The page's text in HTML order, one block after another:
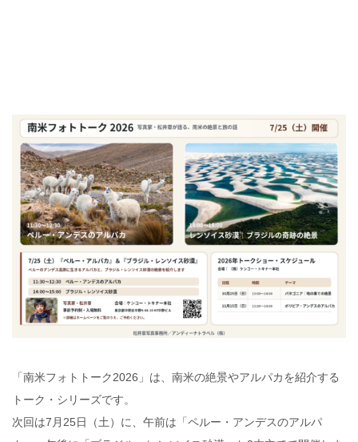
「南米フォトトーク2026」は、南米の絶景やアルパカを紹介する
トーク・シリーズです。
次回は7月25日（土）に、午前は「ペルー・アンデスのアルパ